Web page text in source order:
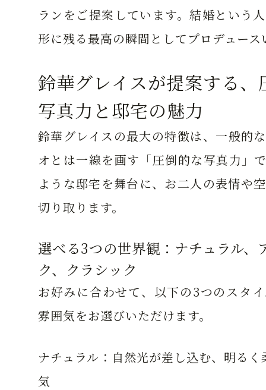
ランをご提案しています。結婚という
形に残る最高の瞬間としてプロデュース
鈴華グレイスが提案する、
写真力と邸宅の魅力
鈴華グレイスの最大の特徴は、一般的
オとは一線を画す「圧倒的な写真力」
ような邸宅を舞台に、お二人の表情や
切り取ります。
選べる3つの世界観：ナチュラル、
ク、クラシック
お好みに合わせて、以下の3つのスタ
雰囲気をお選びいただけます。
ナチュラル： 自然光が差し込む、明る
気